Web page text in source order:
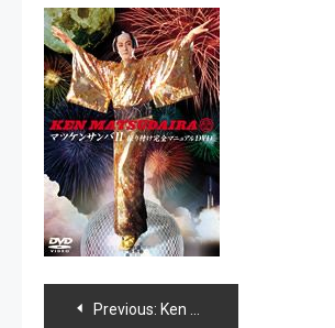
Navegación
Previous: Ken Matsudaira nos enseña su «pasito tun tun»